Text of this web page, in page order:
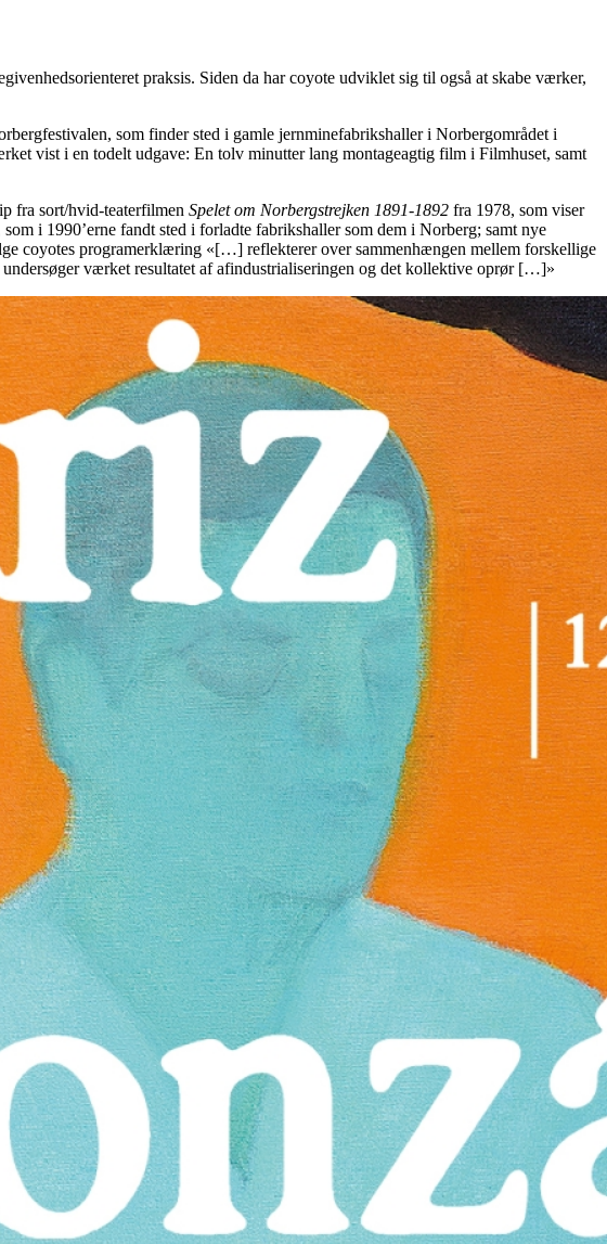
praksis. Siden da har coyote udviklet sig til også at skabe værker,
som finder sted i gamle jernminefabrikshaller i Norbergområdet i
vist i en todelt udgave: En tolv minutter lang montageagtig film i Filmhuset, samt
fra sort/hvid-teaterfilmen Spelet om Norbergstrejken 1891-1892 fra 1978, som viser
i 1990’erne fandt sted i forladte fabrikshaller som dem i Norberg; samt nye
coyotes programerklæring «[…] reflekterer over sammenhængen mellem forskellige
værket resultatet af afindustrialiseringen og det kollektive oprør […]»